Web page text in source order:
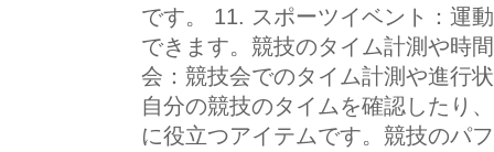
です。 11. スポーツイベント：運
できます。競技のタイム計測や時
会：競技会でのタイム計測や進行
自分の競技のタイムを確認したり
に役立つアイテムです。競技のパ